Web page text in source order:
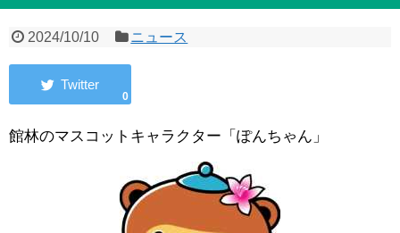
2024/10/10 ニュース
0
館林のマスコットキャラクター「ぽんちゃん」
グルメ
コミュニティ
宇宙よりも遠い場所